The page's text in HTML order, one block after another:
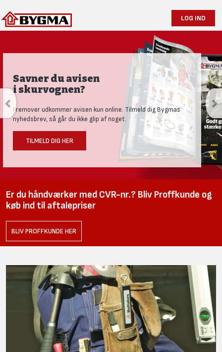
LOG IND
Savner du avisen
i skurvognen?
Fremover udkommer avisen kun online. Tilmeld dig Bygmas
nyhedsbrev, så går du ikke glip af noget.
TILMELD DIG HER
Er du håndværker med CVR-nr.? Bliv Proffkunde og
køb ind til aftalepriser
BLIV PROFFKUNDE HER